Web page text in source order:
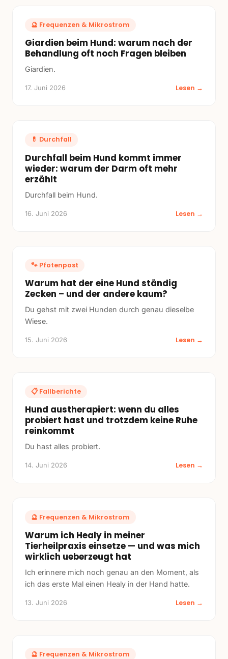
🔮 Frequenzen & Mikrostrom
Giardien beim Hund: warum nach der
Behandlung oft noch Fragen bleiben
Giardien.
17. Juni 2026 Lesen →
💊 Durchfall
Durchfall beim Hund kommt immer
wieder: warum der Darm oft mehr
erzählt
Durchfall beim Hund.
16. Juni 2026 Lesen →
🐾 Pfotenpost
Warum hat der eine Hund ständig
Zecken – und der andere kaum?
Du gehst mit zwei Hunden durch genau dieselbe
Wiese.
15. Juni 2026 Lesen →
📋 Fallberichte
Hund austherapiert: wenn du alles
probiert hast und trotzdem keine Ruhe
reinkommt
Du hast alles probiert.
14. Juni 2026 Lesen →
🔮 Frequenzen & Mikrostrom
Warum ich Healy in meiner
Tierheilpraxis einsetze — und was mich
wirklich ueberzeugt hat
Ich erinnere mich noch genau an den Moment, als
ich das erste Mal einen Healy in der Hand hatte.
13. Juni 2026 Lesen →
🔮 Frequenzen & Mikrostrom